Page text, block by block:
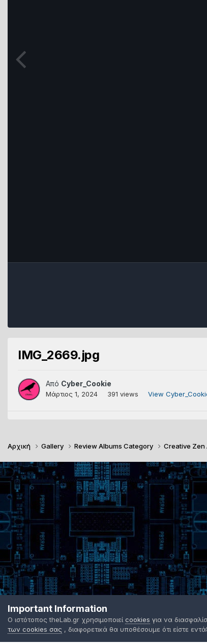
IMG_2669.jpg
Από Cyber_Cookie
Μάρτιος 1, 2024 391 views View
Αρχική Gallery Review Albums Category Creative Zen
Important Information
Ο ιστότοπος theLab.gr χρησιμοποιεί cookies για να
των cookies σας , διαφορετικά θα υποθέσουμε ότι είστε